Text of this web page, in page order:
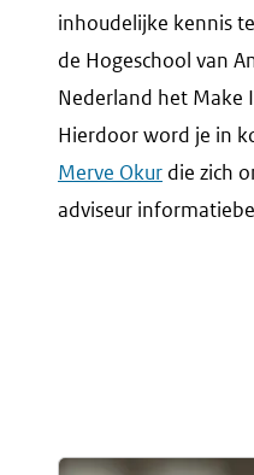
inhoudelijke kennis
de Hogeschool van
Nederland het Make
Hierdoor word je in
Merve Okur die zich
adviseur